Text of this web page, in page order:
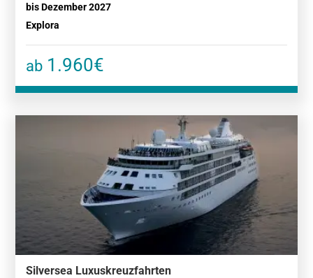
bis Dezember 2027
Explora
ab 1.960€
Silversea Luxuskreuzfahrten